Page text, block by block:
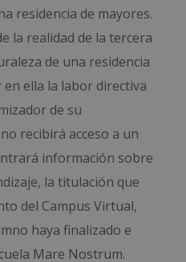
residencia de mayores.
la realidad de la tercera
de una residencia
ella la labor directiva
de su
recibirá acceso a un
información sobre
la titulación que
del Campus Virtual,
haya finalizado e
Mare Nostrum.